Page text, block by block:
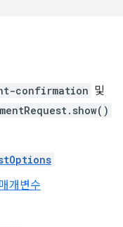
confirmation 및
개변수